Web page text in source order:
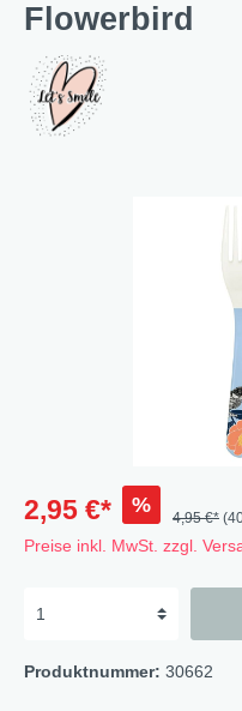
Flowerbird
2,95 €* %
4,95 €*
Preise inkl. MwSt. zzgl.
Produktnummer: 30662